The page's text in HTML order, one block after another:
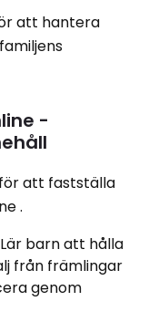
att hantera
-
att fastställa
.
Lär barn att hålla
från främlingar
genom